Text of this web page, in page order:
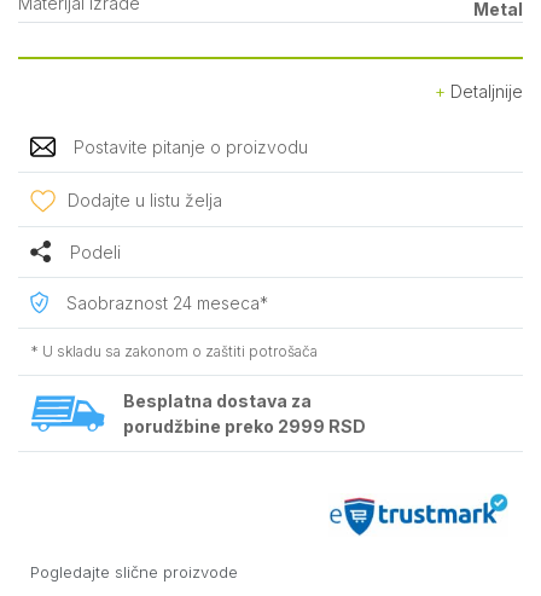
Metal
Detaljnije
Postavite pitanje o proizvodu
Dodajte u listu želja
Podeli
Saobraznost 24 meseca*
* U skladu sa zakonom o zaštiti potrošača
Besplatna dostava za
porudžbine preko 2999 RSD
Pogledajte slične proizvode